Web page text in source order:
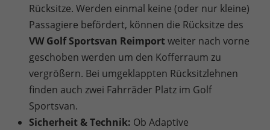
Rücksitze. Werden einmal keine (oder nur kleine)
Passagiere befördert, können die Rücksitze des
VW Golf Sportsvan Reimportweiter nach vorne
geschoben werden um den Kofferraum zu
vergrößern. Bei umgeklappten Rücksitzlehnen
finden auch zwei Fahrräder Platz im Golf
Sportsvan.
Sicherheit & Technik: Ob Adaptive